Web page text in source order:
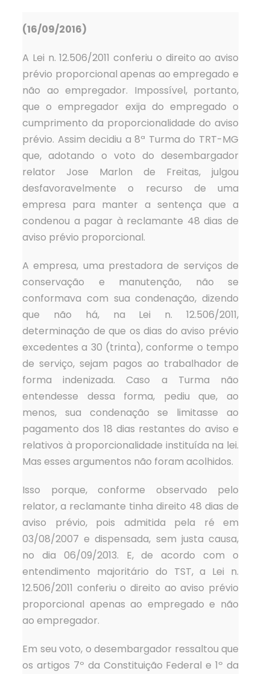
(16/09/2016)
A Lei n. 12.506/2011 conferiu o direito ao aviso
prévio proporcional apenas ao empregado e
não ao empregador. Impossível, portanto,
que o empregador exija do empregado o
cumprimento da proporcionalidade do aviso
prévio. Assim decidiu a 8ª Turma do TRT-MG
que, adotando o voto do desembargador
relator Jose Marlon de Freitas, julgou
desfavoravelmente o recurso de uma
empresa para manter a sentença que a
condenou a pagar à reclamante 48 dias de
aviso prévio proporcional.
A empresa, uma prestadora de serviços de
conservação e manutenção, não se
conformava com sua condenação, dizendo
que não há, na Lei n. 12.506/2011,
determinação de que os dias do aviso prévio
excedentes a 30 (trinta), conforme o tempo
de serviço, sejam pagos ao trabalhador de
forma indenizada. Caso a Turma não
entendesse dessa forma, pediu que, ao
menos, sua condenação se limitasse ao
pagamento dos 18 dias restantes do aviso e
relativos à proporcionalidade instituída na lei.
Mas esses argumentos não foram acolhidos.
Isso porque, conforme observado pelo
relator, a reclamante tinha direito 48 dias de
aviso prévio, pois admitida pela ré em
03/08/2007 e dispensada, sem justa causa,
no dia 06/09/2013. E, de acordo com o
entendimento majoritário do TST, a Lei n.
12.506/2011 conferiu o direito ao aviso prévio
proporcional apenas ao empregado e não
ao empregador.
Em seu voto, o desembargador ressaltou que
os artigos 7º da Constituição Federal e 1º da